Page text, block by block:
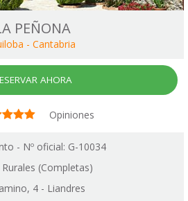
PEÑONA
- Cantabria
AHORA
Opiniones
- Nº oficial: G-10034
Rurales (Completas)
4 - Liandres